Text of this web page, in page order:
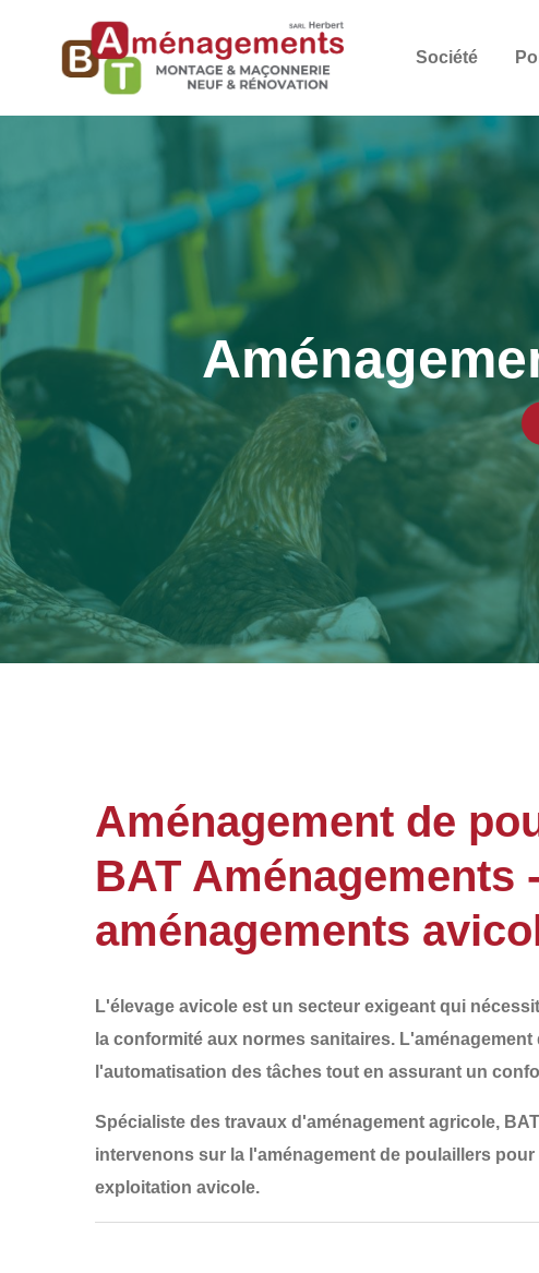
Société
Aménagement de
BAT Aménagements
aménagements
L'élevage avicole est un secteur exigeant qui
la conformité aux normes sanitaires.
l'automatisation des tâches tout en assurant un
Spécialiste des travaux d'aménagement agricole,
intervenons sur la l'aménagement de poulaillers pour
exploitation avicole.